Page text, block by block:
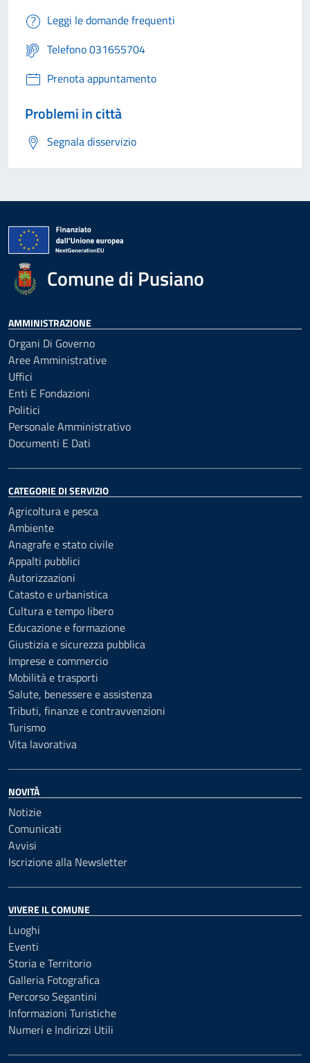
Leggi le domande frequenti
Telefono 031655704
Prenota appuntamento
Problemi in città
Segnala disservizio
Comune di Pusiano
AMMINISTRAZIONE
Organi Di Governo
Aree Amministrative
Uffici
Enti E Fondazioni
Politici
Personale Amministrativo
Documenti E Dati
CATEGORIE DI SERVIZIO
Agricoltura e pesca
Ambiente
Anagrafe e stato civile
Appalti pubblici
Autorizzazioni
Catasto e urbanistica
Cultura e tempo libero
Educazione e formazione
Giustizia e sicurezza pubblica
Imprese e commercio
Mobilità e trasporti
Salute, benessere e assistenza
Tributi, finanze e contravvenzioni
Turismo
Vita lavorativa
NOVITÀ
Notizie
Comunicati
Avvisi
Iscrizione alla Newsletter
VIVERE IL COMUNE
Luoghi
Eventi
Storia e Territorio
Galleria Fotografica
Percorso Segantini
Informazioni Turistiche
Numeri e Indirizzi Utili